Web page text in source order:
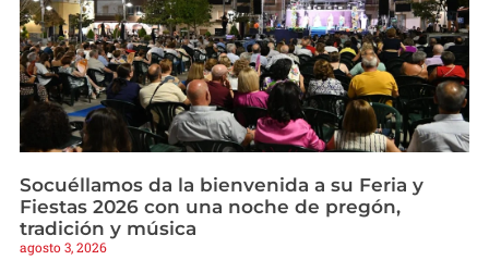
Socuéllamos da la bienvenida a su Feria y
Fiestas 2026 con una noche de pregón,
tradición y música
agosto 3, 2026